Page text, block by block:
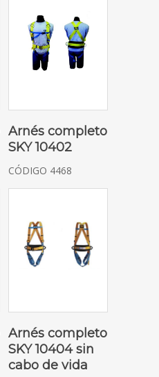
SOLICITAR COTIZACIÓN
Arnés completo
SKY 10402
CÓDIGO 4468
SOLICITAR COTIZACIÓN
Arnés completo
SKY 10404 sin
cabo de vida